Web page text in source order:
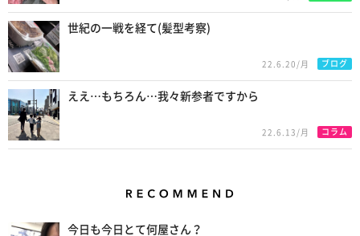
世紀の一戦を経て(髪型考察)
22.6.20/月 ブログ
ええ…もちろん…我々新参者ですから
22.6.13/月 コラム
今日も今日とて何屋さん？